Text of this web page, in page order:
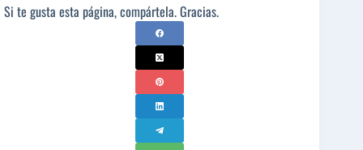
Si te gusta esta página, compártela. Gracias.